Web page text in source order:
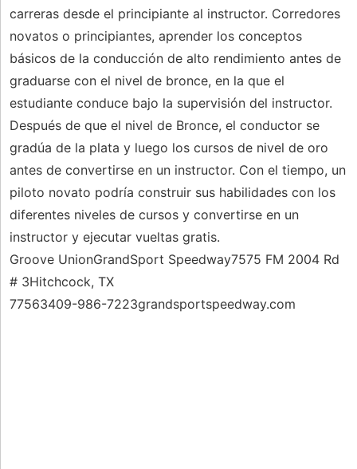
carreras desde el principiante al instructor. Corredores
novatos o principiantes, aprender los conceptos
básicos de la conducción de alto rendimiento antes de
graduarse con el nivel de bronce, en la que el
estudiante conduce bajo la supervisión del instructor.
Después de que el nivel de Bronce, el conductor se
gradúa de la plata y luego los cursos de nivel de oro
antes de convertirse en un instructor. Con el tiempo, un
piloto novato podría construir sus habilidades con los
diferentes niveles de cursos y convertirse en un
instructor y ejecutar vueltas gratis.
Groove UnionGrandSport Speedway7575 FM 2004 Rd
# 3Hitchcock, TX
77563409-986-7223grandsportspeedway.com